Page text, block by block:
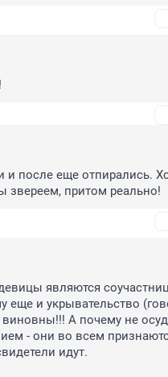
и после еще отпирались.
звереем, притом реально!
являются
еще и укрывательство
А почему не
- они во всем
идут.